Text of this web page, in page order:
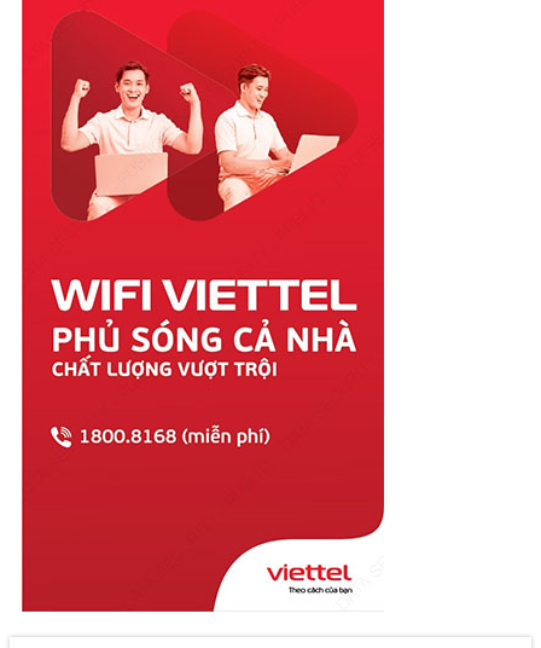
Quảng Ngãi
Quảng Ninh
Quảng Trị
Sóc Trăng
Sơn La
Tây Ninh
Thái Bình
Thái Nguyên
Thừa Thiên Huế
Tiền Giang
Trà Vinh
Tuyên Quang
Vĩnh Phúc
Vũng Tàu